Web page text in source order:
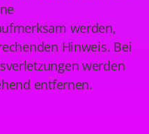
werden,
Hinweis. Bei
werden
entfernen.